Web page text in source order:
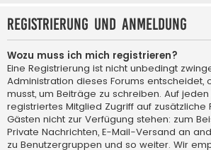
Registrierung und Anmeldung
Wozu muss ich mich registrieren?
Eine Registrierung ist nicht unbedingt
Administration dieses Forums entscheidet,
musst, um Beiträge zu schreiben. Auf
registriertes Mitglied Zugriff auf zusätzliche
Gästen nicht zur Verfügung stehen: zum
Private Nachrichten, E-Mail-Versand an
zu Benutzergruppen und so weiter. Wir